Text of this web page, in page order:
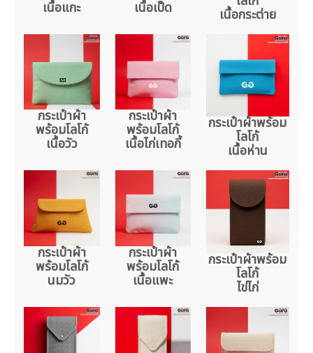
เนื้อแกะ เนื้อเป็ด เนื้อกระต่าย
กระเป๋าผ้า
พร้อมโลโก้
เนื้อวัว
กระเป๋าผ้า
พร้อมโลโก้
เนื้อไก่เทอกี้
กระเป๋าผ้าพร้อม
โลโก้
เนื้อห่าน
กระเป๋าผ้า
พร้อมโลโก้
นมวัว
กระเป๋าผ้า
พร้อมโลโก้
เนื้อแพะ
กระเป๋าผ้าพร้อม
โลโก้
ไข่ไก่